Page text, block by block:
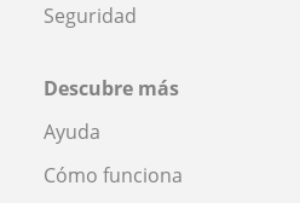
Seguridad
Descubre más
Ayuda
Cómo funciona